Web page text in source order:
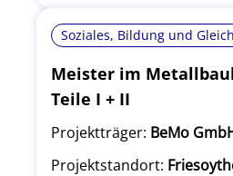
Soziales, Bildung und
Meister im
Teile I + II
Projektträger: BeMo
Projektstandort: